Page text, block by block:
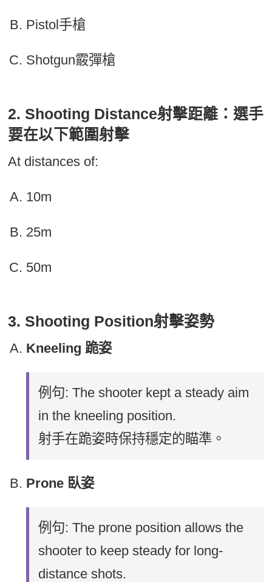
Pistol手槍
Shotgun霰彈槍
2. Shooting Distance射擊距離：選手
要在以下範圍射擊
At distances of:
10m
25m
50m
3. Shooting Position射擊姿勢
Kneeling 跪姿
例句: The shooter kept a steady aim
in the kneeling position.
射手在跪姿時保持穩定的瞄準。
Prone 臥姿
例句: The prone position allows the
shooter to keep steady for long-
distance shots.